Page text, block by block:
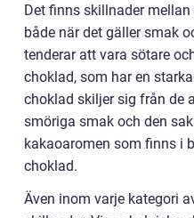
Det finns skillnader
både när det gäller smak
tenderar att vara sötare
choklad, som har en
choklad skiljer sig från de
smöriga smak och den
kakaoaromen som finns i
choklad.
Även inom varje kategori